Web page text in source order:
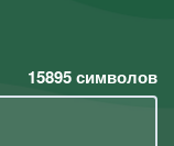
15895символов